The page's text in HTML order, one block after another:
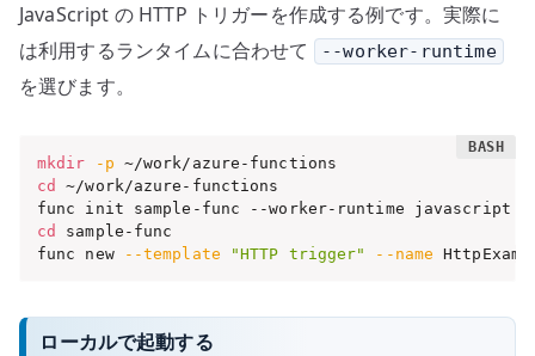
JavaScript の HTTP トリガーを作成する例です。実際に
は利用するランタイムに合わせて
--worker-runtime
を選びます。
mkdir -p
cd
~/work/azure-functions
cd
sample-func
func new
--template "HTTP trigger" --name
ローカルで起動する